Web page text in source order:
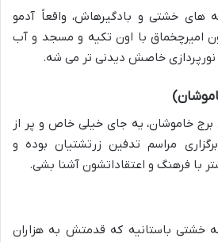
های خشتی و بادگیرهاش، واقعاً آدمو
امیرچخماق با اون تکیه و مسجد و آب
خاصش دیدنی تر می شه.
برج خاموشان، یه جای خیلی خاص و پر از
مراسم تدفین زرتشتیان بوده و
فرهنگ و اعتقاداتشون آشنا بشی.
خشتی باستانیه که قدمتش به هزاران